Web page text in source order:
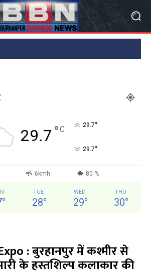
29.7 °C 29.7°
29.7°
6kmh 80 %
°
TUE
28°
WED
29°
THU
30°
: बुरहानपुर में कश्मीर से
के हस्तशिल्प कलाकार की